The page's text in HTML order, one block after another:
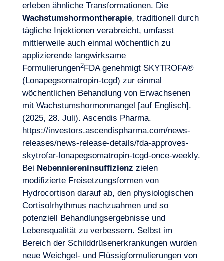
erleben ähnliche Transformationen. Die
Wachstumshormontherapie, traditionell durch
tägliche Injektionen verabreicht, umfasst
mittlerweile auch einmal wöchentlich zu
applizierende langwirksame
Formulierungen2FDA genehmigt SKYTROFA®
(Lonapegsomatropin-tcgd) zur einmal
wöchentlichen Behandlung von Erwachsenen
mit Wachstumshormonmangel [auf Englisch].
(2025, 28. Juli). Ascendis Pharma.
https://investors.ascendispharma.com/news-
releases/news-release-details/fda-approves-
skytrofar-lonapegsomatropin-tcgd-once-weekly.
Bei Nebenniereninsuffizienz zielen
modifizierte Freisetzungsformen von
Hydrocortison darauf ab, den physiologischen
Cortisolrhythmus nachzuahmen und so
potenziell Behandlungsergebnisse und
Lebensqualität zu verbessern. Selbst im
Bereich der Schilddrüsenerkrankungen wurden
neue Weichgel- und Flüssigformulierungen von